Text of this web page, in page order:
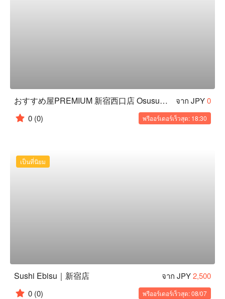
おすすめ屋PREMIUM 新宿西口店 Osusumeya PREMIUM｜吃到飽居酒屋 จาก JPY0
0 (0) พรีออร์เดอร์เร็วสุด: 18:30
เป็นที่นิยม
Sushi Ebisu｜新宿店 จาก JPY2,500
0 (0) พรีออร์เดอร์เร็วสุด: 08/07